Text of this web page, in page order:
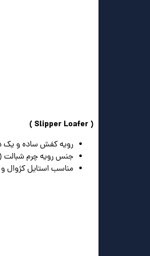
( Slipper Loafer )
رویه کفش ساده و
جنس رویه چرم شبالت
مناسب استایل کژوال و